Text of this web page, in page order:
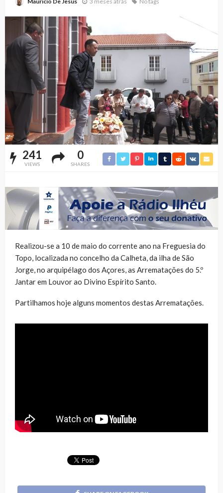
241
VIEWS
0
SHARES
Realizou-se a 10 de maio do corrente ano na Freguesia do
Topo, localizada no concelho da Calheta, da ilha de São
Jorge, no arquipélago dos Açores, as Arrematações do 5.º
Jantar em Louvor ao Divino Espírito Santo.
Partilhamos hoje alguns momentos destas Arrematações.